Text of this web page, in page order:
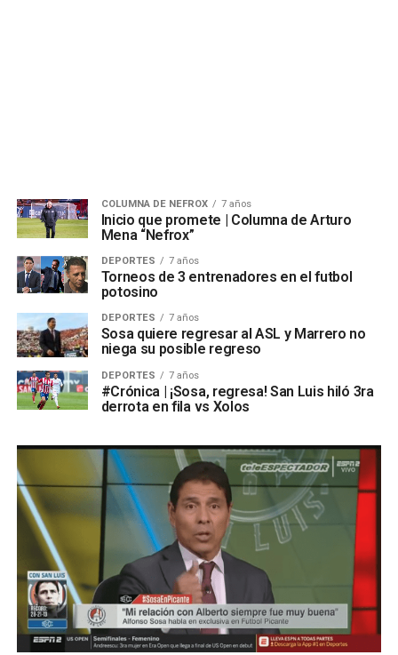
COLUMNA DE NEFROX 7 años
Inicio que promete | Columna de Arturo
Mena “Nefrox”
DEPORTES 7 años
Torneos de 3 entrenadores en el futbol
potosino
DEPORTES 7 años
Sosa quiere regresar al ASL y Marrero no
niega su posible regreso
DEPORTES 7 años
#Crónica | ¡Sosa, regresa! San Luis hiló 3ra
derrota en fila vs Xolos